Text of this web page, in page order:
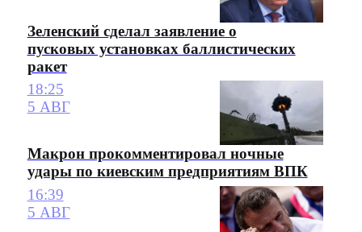
Зеленский сделал заявление о
пусковых установках баллистических
ракет
18:25
5 АВГ
Макрон прокомментировал ночные
удары по киевским предприятиям ВПК
16:39
5 АВГ